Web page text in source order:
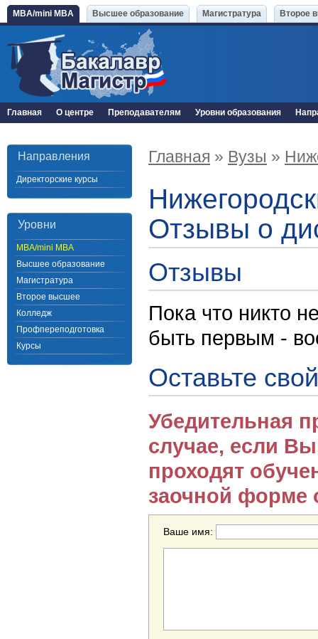
MBA/mini MBA Высшее образование Магистратура Второе
Главная О центре Преподавателям Уровни образования
Направления
Директорские курсы
Уровни
MBA/mini MBA
Высшее образование
Магистратура
Второе высшее
Колледж
Профпереподготовка
Курсы
Главная » Вузы »
Отзывы о
Отзывы
Пока что никто
быть первым -
Оставьте
Убедительная
случае, если
проходят
заочной форме
Ваше имя: